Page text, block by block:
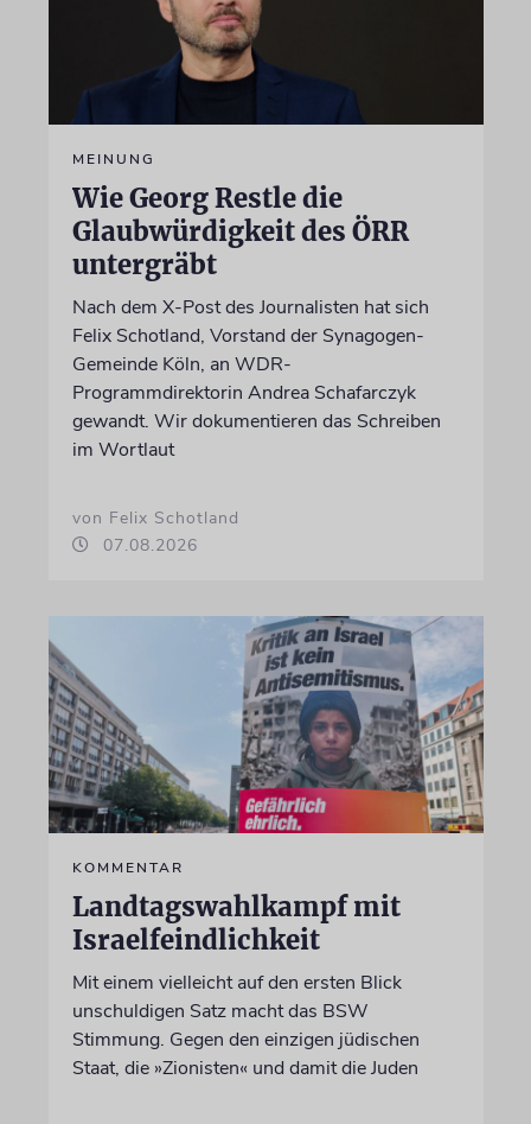
MEINUNG
Wie Georg Restle die
Glaubwürdigkeit des ÖRR
untergräbt
Nach dem X-Post des Journalisten hat sich
Felix Schotland, Vorstand der Synagogen-
Gemeinde Köln, an WDR-
Programmdirektorin Andrea Schafarczyk
gewandt. Wir dokumentieren das Schreiben
im Wortlaut
von Felix Schotland
07.08.2026
KOMMENTAR
Landtagswahlkampf mit
Israelfeindlichkeit
Mit einem vielleicht auf den ersten Blick
unschuldigen Satz macht das BSW
Stimmung. Gegen den einzigen jüdischen
Staat, die »Zionisten« und damit die Juden